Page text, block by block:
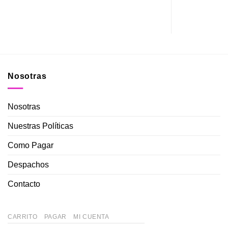
Nosotras
Nosotras
Nuestras Políticas
Como Pagar
Despachos
Contacto
CARRITO PAGAR MI CUENTA